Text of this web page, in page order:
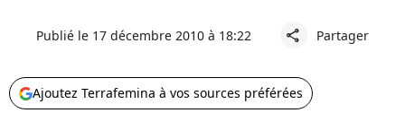
Publié le 17 décembre 2010 à 18:22 share Partager
Ajoutez Terrafemina à vos sources préférées